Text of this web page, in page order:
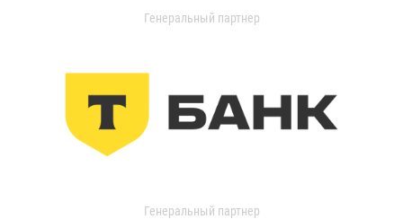
Генеральный партнер
Генеральный партнер